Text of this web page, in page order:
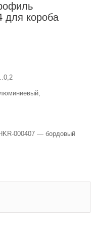
для короба
000407 — бордовый